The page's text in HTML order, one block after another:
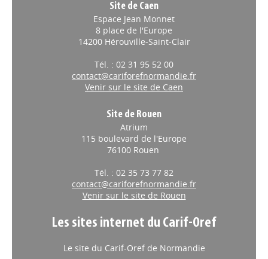
Site de Caen
Espace Jean Monnet
8 place de l'Europe
14200 Hérouville-Saint-Clair
Tél. : 02 31 95 52 00
contact@cariforefnormandie.fr
Venir sur le site de Caen
Site de Rouen
Atrium
115 boulevard de l'Europe
76100 Rouen
Tél. : 02 35 73 77 82
contact@cariforefnormandie.fr
Venir sur le site de Rouen
Les sites internet du Carif-Oref
Le site du Carif-Oref de Normandie